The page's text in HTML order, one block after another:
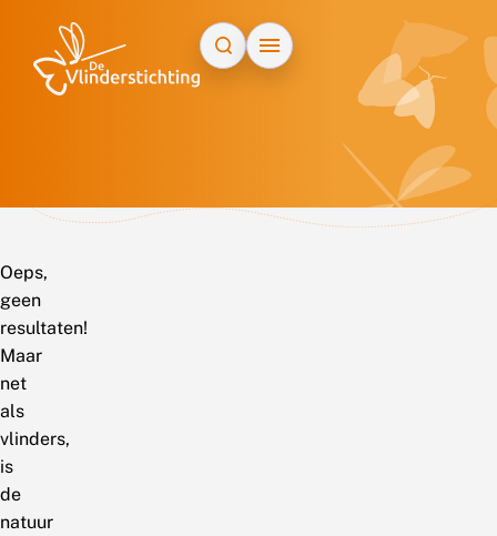
Oeps,
geen
resultaten!
Maar
net
als
vlinders,
is
de
natuur